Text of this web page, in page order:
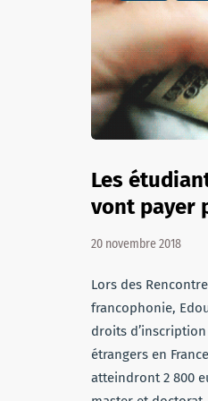
Les
vont payer
20 novembre 2018
Lors des
francophonie,
droits
étrangers en
atteindront 2 800